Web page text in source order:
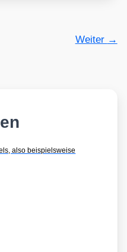
Weiter →
also beispielsweise